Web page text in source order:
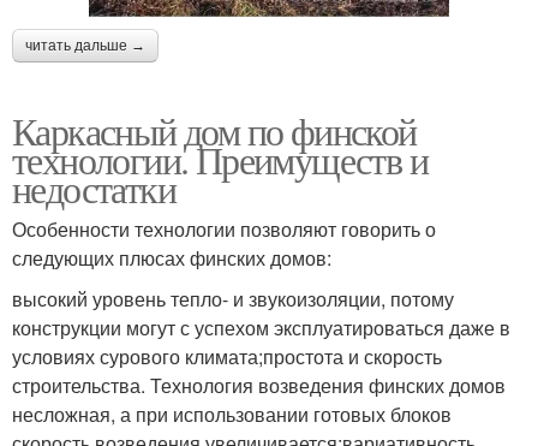
читать дальше →
Каркасный дом по финской
технологии. Преимуществ и
недостатки
Особенности технологии позволяют говорить о
следующих плюсах финских домов:
высокий уровень тепло- и звукоизоляции, потому
конструкции могут с успехом эксплуатироваться даже в
условиях сурового климата;простота и скорость
строительства. Технология возведения финских домов
несложная, а при использовании готовых блоков